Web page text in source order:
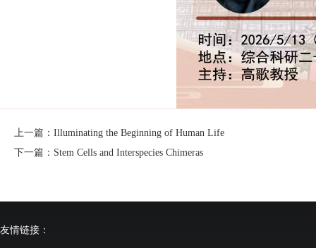
上一篇：Illuminating the Beginning of Human Life
下一篇：Stem Cells and Interspecies Chimeras
友情链接：